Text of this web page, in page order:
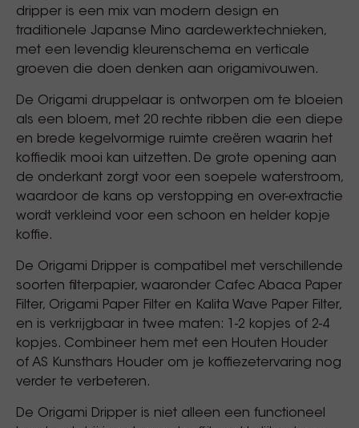
dripper is een mix van modern design en
traditionele Japanse Mino aardewerktechnieken,
met een levendig kleurenschema en verticale
groeven die doen denken aan origamivouwen.
De Origami druppelaar is ontworpen om te bloeien
als een bloem, met 20 rechte ribben die een diepe
en brede kegelvormige ruimte creëren waarin het
koffiedik mooi kan uitzetten. De grote opening aan
de onderkant zorgt voor een soepele waterstroom,
waardoor de kans op verstopping en over-extractie
wordt verkleind voor een schoon en helder kopje
koffie.
De Origami Dripper is compatibel met verschillende
soorten filterpapier, waaronder Cafec Abaca Paper
Filter, Origami Paper Filter en Kalita Wave Paper Filter,
en is verkrijgbaar in twee maten: 1-2 kopjes of 2-4
kopjes. Combineer hem met een Houten Houder
of AS Kunsthars Houder om je koffiezetervaring nog
verder te verbeteren.
De Origami Dripper is niet alleen een functioneel